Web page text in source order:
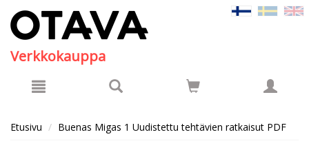
Verkkokauppa
Etusivu Buenas Migas 1 Uudistettu tehtävien ratkaisut PDF